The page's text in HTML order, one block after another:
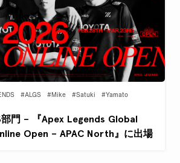
#ALGS #Mike #Satuki
#Yamato
部門 – 『Apex Legends Global
Open – APAC North』に出場